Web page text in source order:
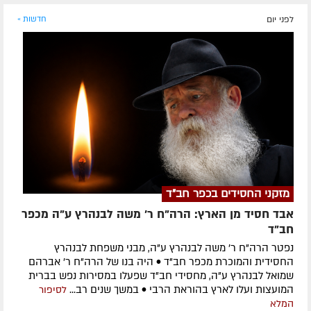
לפני יום חדשות »
מזקני החסידים בכפר חב"ד
אבד חסיד מן הארץ: הרה"ח ר' משה לבנהרץ ע"ה מכפר
חב"ד
נפטר הרה"ח ר' משה לבנהרץ ע"ה, מבני משפחת לבנהרץ
החסידית והמוכרת מכפר חב"ד • היה בנו של הרה"ח ר' אברהם
שמואל לבנהרץ ע"ה, מחסידי חב"ד שפעלו במסירות נפש בברית
המועצות ועלו לארץ בהוראת הרבי • במשך שנים רב... לסיפור
המלא